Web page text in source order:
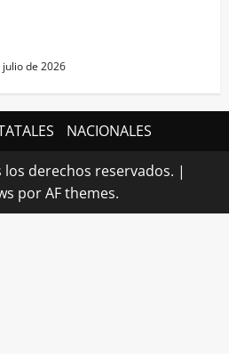
julio de 2026
NACIONALES
derechos reservados. |
por AF themes.